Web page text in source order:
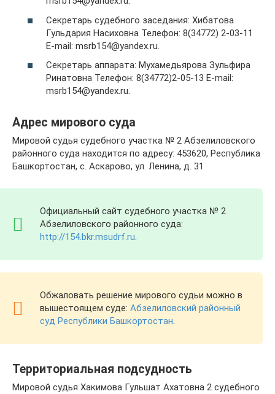
Секретарь судебного заседания: Хибатова
Гульдария Насиховна Телефон: 8(34772) 2-03-11
E-mail: msrb154@yandex.ru.
Секретарь аппарата: Мухамедьярова Зульфира
Ринатовна Телефон: 8(34772)2-05-13 E-mail:
msrb154@yandex.ru.
Адрес мирового суда
Мировой судья судебного участка № 2 Абзелиловского
районного суда находится по адресу: 453620, Республика
Башкортостан, с. Аскарово, ул. Ленина, д. 31
Официальный сайт судебного участка № 2
Абзелиловского районного суда:
http://154.bkr.msudrf.ru.
Обжаловать решение мирового судьи можно в
вышестоящем суде: Абзелиловский районный
суд Республики Башкортостан.
Территориальная подсудность
Мировой судья Хакимова Гульшат Ахатовна 2 судебного